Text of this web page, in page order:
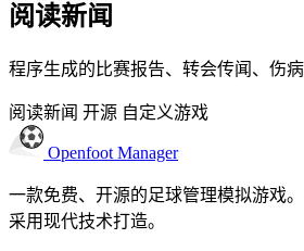
阅读新闻
程序生成的比赛报告、转会传闻、伤病
阅读新闻 开源 自定义游戏
Openfoot Manager
一款免费、开源的足球管理模拟游戏
采用现代技术打造。